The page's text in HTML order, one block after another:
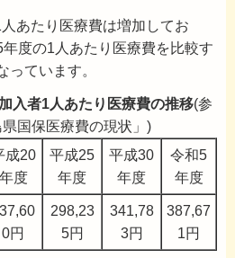
あたり医療費は増加してお
度の1人あたり医療費を比較す
っています。
入者1人あたり医療費の推移(参
国保医療費の現状」)
成20
年度
平成25
年度
平成30
年度
令和5
年度
0円
298,23
5円
341,78
3円
387,67
1円